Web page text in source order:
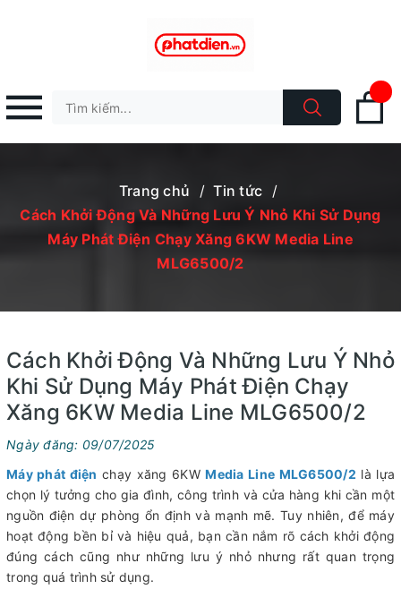
Trang chủ / Tin tức /
Cách Khởi Động Và Những Lưu Ý Nhỏ Khi Sử Dụng
Máy Phát Điện Chạy Xăng 6KW Media Line
MLG6500/2
Cách Khởi Động Và Những Lưu Ý Nhỏ
Khi Sử Dụng Máy Phát Điện Chạy
Xăng 6KW Media Line MLG6500/2
Ngày đăng: 09/07/2025
Máy phát điện chạy xăng 6KWMedia Line MLG6500/2 là lựa
chọn lý tưởng cho gia đình, công trình và cửa hàng khi cần một
nguồn điện dự phòng ổn định và mạnh mẽ. Tuy nhiên, để máy
hoạt động bền bỉ và hiệu quả, bạn cần nắm rõ cách khởi động
đúng cách cũng như những lưu ý nhỏ nhưng rất quan trọng
trong quá trình sử dụng.